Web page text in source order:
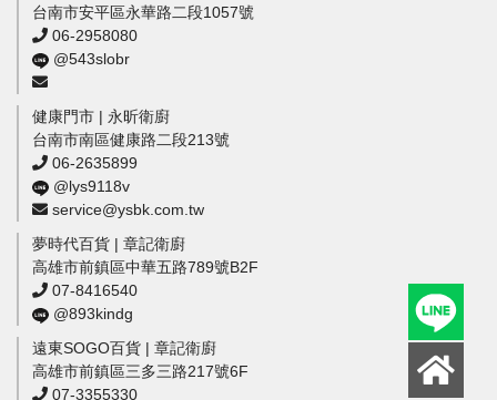
台南市安平區永華路二段1057號
06-2958080
@543slobr
健康門市 | 永昕衛廚
台南市南區健康路二段213號
06-2635899
@lys9118v
service@ysbk.com.tw
夢時代百貨 | 章記衛廚
高雄市前鎮區中華五路789號B2F
07-8416540
@893kindg
遠東SOGO百貨 | 章記衛廚
高雄市前鎮區三多三路217號6F
07-3355330